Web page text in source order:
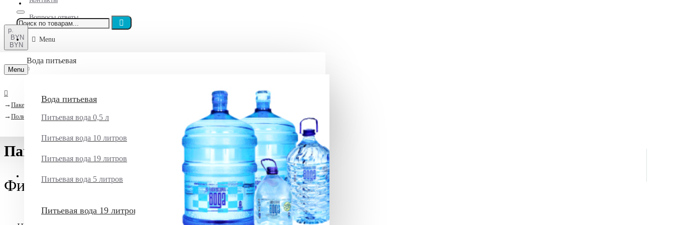
Вопросы ответы
р.
BYN
BYN
Войти
Menu
Вода питьевая
Вода питьевая
Питьевая вода 0,5 л
Питьевая вода 10 литров
Питьевая вода 19 литров
Питьевая вода 5 литров
Питьевая вода 19 литров
Menu
Пакеты, лента оградительная
Полиэтиленовые
Пакеты из полиэтилена
Фильтр